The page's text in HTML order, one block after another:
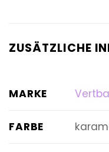
ZUSÄTZLICHE
MARKE
FARBE